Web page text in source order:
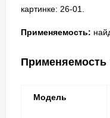
картинке: 26-01.
Применяемость:
Применяемость
Модель